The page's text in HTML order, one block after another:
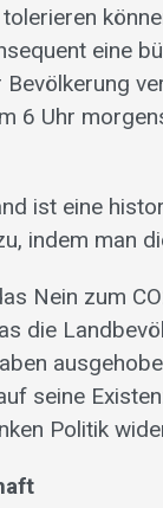
eine
6 Uhr
ist eine
indem man
Nein zum
die
seine
Politik